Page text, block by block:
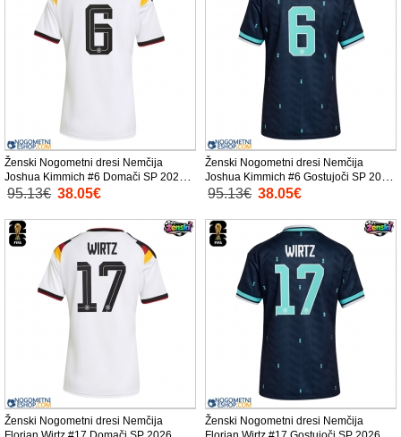
Ženski Nogometni dresi Nemčija
Joshua Kimmich #6 Domači SP 2026
Kratek Rokav
95.13€ 38.05€
Ženski Nogometni dresi Nemčija
Joshua Kimmich #6 Gostujoči SP 2026
Kratek Rokav
95.13€ 38.05€
Ženski Nogometni dresi Nemčija
Ženski Nogometni dresi Nemčija